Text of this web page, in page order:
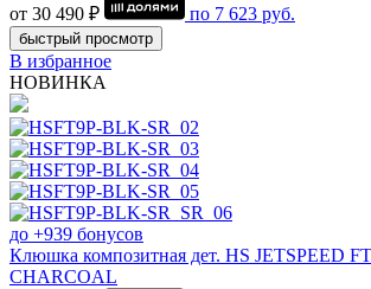
от 30 490 ₽
по 7 623 руб.
быстрый просмотр
В избранное
НОВИНКА
до +939 бонусов
Клюшка композитная дет. HS JETSPEED
CHARCOAL